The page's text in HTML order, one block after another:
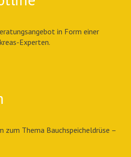
in Form einer
Experten.
zum Thema Bauchspeicheldrüse –